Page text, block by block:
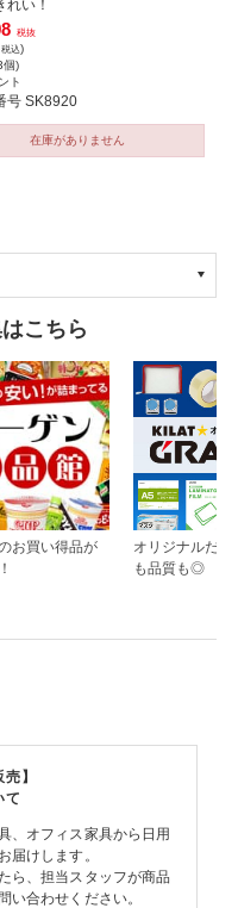
れい！
税抜
税込)
個)
ト
号 SK8920
在庫がありません
こちら
お買い得品が
オリジナルだか
も品質も◎
】
て
、オフィス家具から日用
届けします。
ら、担当スタッフが商品
い合わせください。